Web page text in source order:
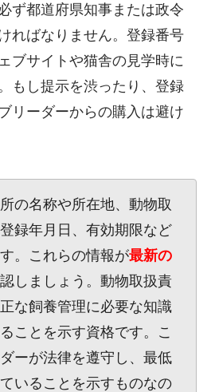
ず都道府県知事または政令
ればなりません。登録番号
ブサイトや猫舎の見学時に
もし提示を渋ったり、登録
リーダーからの購入は避け
の名称や所在地、動物取
録年月日、有効期限など
。これらの情報が最新の
しましょう。動物取扱責
な飼養管理に必要な知識
ことを示す資格です。こ
ーが法律を遵守し、最低
いることを示すものなの